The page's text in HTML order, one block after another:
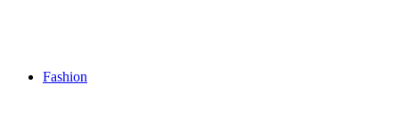
Fashion